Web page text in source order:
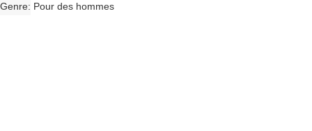
Genre Pour des hommes